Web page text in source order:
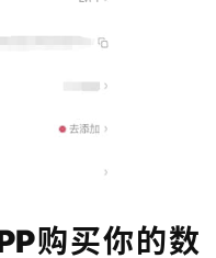
购买你的数